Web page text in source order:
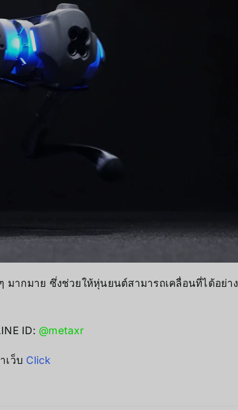
มากมาย ซึ่งช่วยให้หุ่นยนต์สามารถเคลื่อนที่ได้อย่า
ID: @metaxr
เว็บ Click